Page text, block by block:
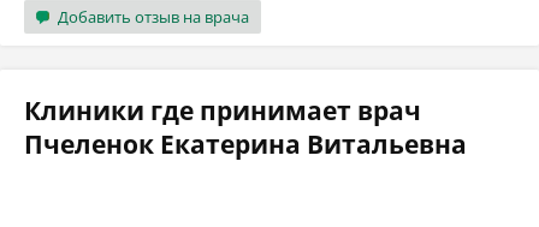
Добавить отзыв на врача
Клиники где принимает врач
Пчеленок Екатерина Витальевна